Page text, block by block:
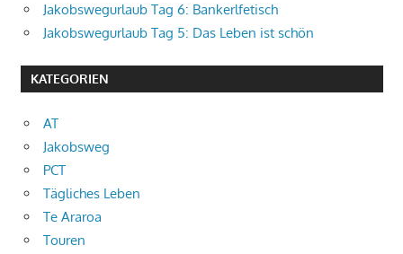
Jakobswegurlaub Tag 6: Bankerlfetisch
Jakobswegurlaub Tag 5: Das Leben ist schön
KATEGORIEN
AT
Jakobsweg
PCT
Tägliches Leben
Te Araroa
Touren